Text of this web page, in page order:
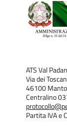
ATS Val
Via dei
46100
Centralino
Partita IVA e